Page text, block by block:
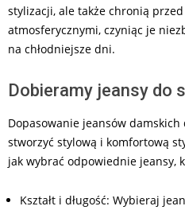
stylizacji, ale także chronią
atmosferycznymi, czyniąc je
na chłodniejsze dni.
Dobieramy jeansy do
Dopasowanie jeansów
stworzyć stylową i komfortową
jak wybrać odpowiednie jeansy,
Kształt i długość: Wybieraj